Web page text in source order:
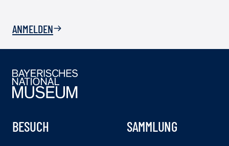
ANMELDEN
BESUCH SAMMLUNG